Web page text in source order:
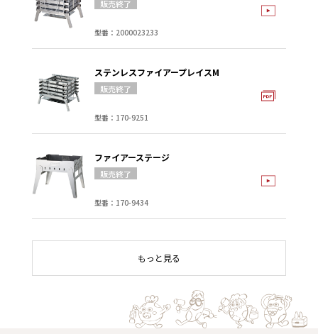
型番：2000023233
ステンレスファイアープレイスM
型番：170-9251
ファイアーステージ
型番：170-9434
もっと見る